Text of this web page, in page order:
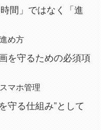
間」ではなく「進
め方
を守るための必須項
マホ管理
守る仕組み”として